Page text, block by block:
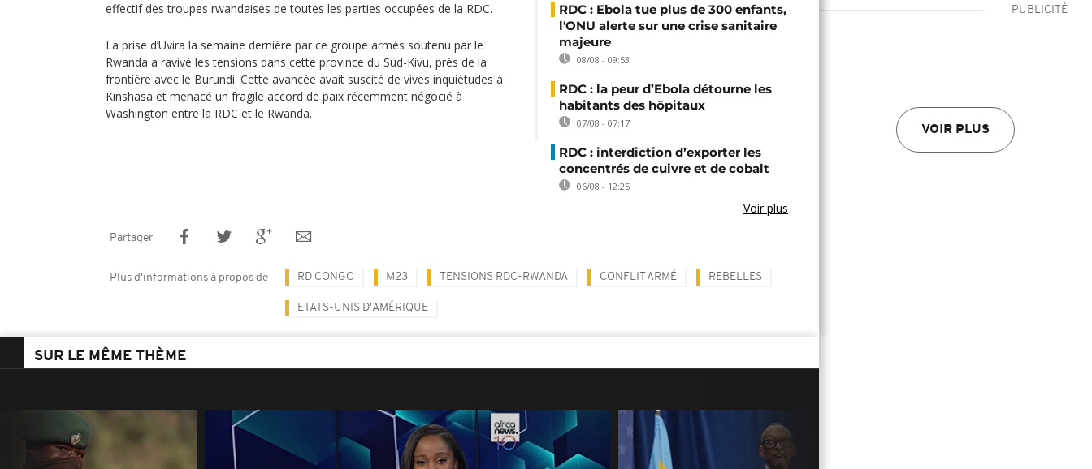
PUBLICITÉ
VOIR PLUS
effectif des troupes rwandaises de toutes les parties occupées de la RDC.
La prise d’Uvira la semaine dernière par ce groupe armés soutenu par le
Rwanda a ravivé les tensions dans cette province du Sud-Kivu, près de la
frontière avec le Burundi. Cette avancée avait suscité de vives inquiétudes à
Kinshasa et menacé un fragile accord de paix récemment négocié à
Washington entre la RDC et le Rwanda.
RDC : Ebola tue plus de 300 enfants,
l'ONU alerte sur une crise sanitaire
majeure
08/08 - 09:53
RDC : la peur d’Ebola détourne les
habitants des hôpitaux
07/08 - 07:17
RDC : interdiction d’exporter les
concentrés de cuivre et de cobalt
06/08 - 12:25
Voir plus
Partager
Plus d'informations à propos de RD CONGO M23 TENSIONS RDC-RWANDA CONFLIT ARMÉ REBELLES
ETATS-UNIS D'AMÉRIQUE
SUR LE MÊME THÈME